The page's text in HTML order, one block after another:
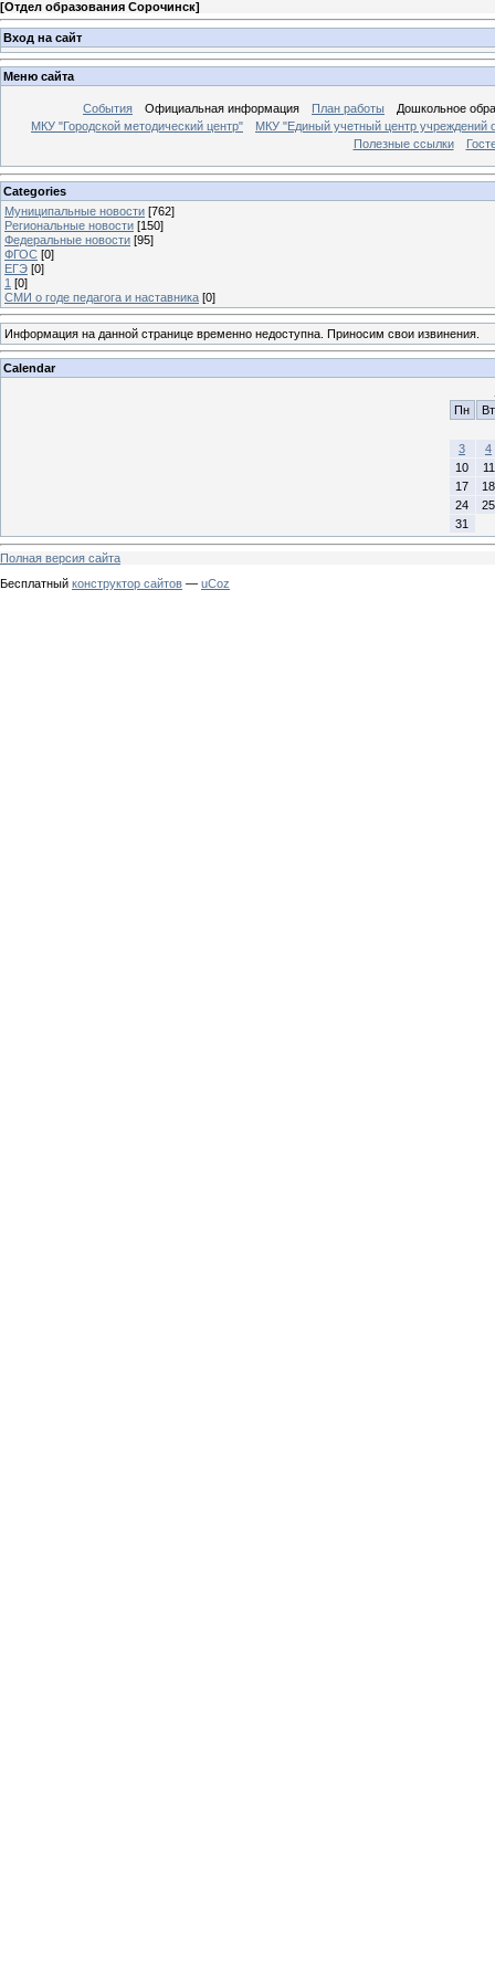
[Отдел образования Сорочинск]
Вход на сайт
Меню сайта
События Официальная информация План работы
Дошкольное
МКУ "Городской методический центр"
МКУ "Единый учетный центр учреждений
Полезные ссылки
Categories
Муниципальные новости [762]
Региональные новости [150]
Федеральные новости [95]
ФГОС [0]
ЕГЭ [0]
1 [0]
СМИ о годе педагога и наставника [0]
Информация на данной странице временно недоступна. Приносим свои извинения.
Calendar
Пн
Вт
3
4
10
11
17
18
24
25
31
Полная версия сайта
Бесплатный конструктор сайтов — uCoz